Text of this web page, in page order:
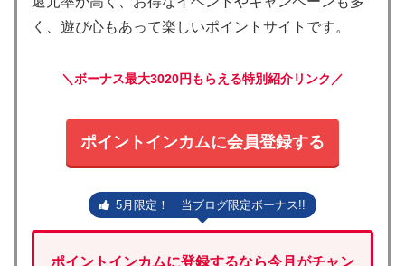
く、遊び心もあって楽しいポイントサイトです。
＼ボーナス最大3020円もらえる特別紹介リンク／
ポイントインカムに会員登録する
5月限定！ 当ブログ限定ボーナス!!
ポイントインカムに登録するなら今月がチャン